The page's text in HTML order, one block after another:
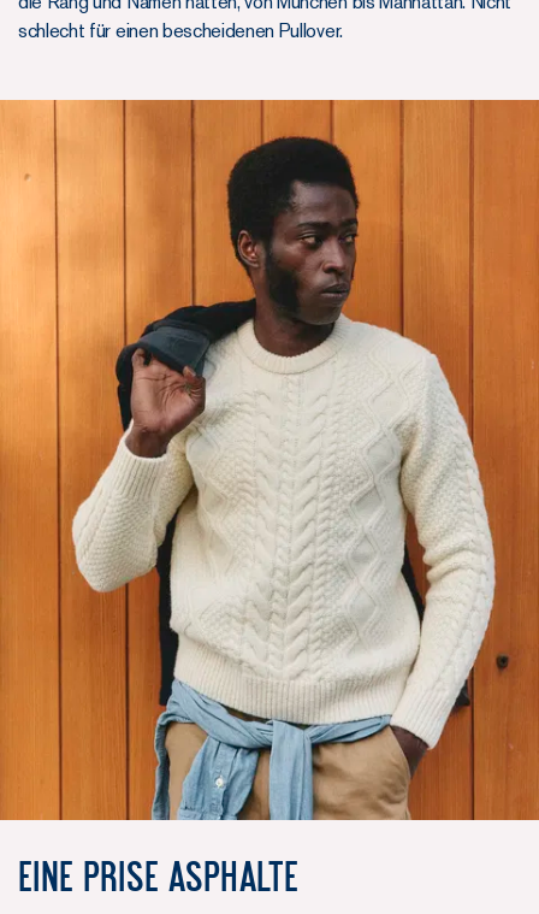
schlecht für einen bescheidenen Pullover.
Eine Prise Asphalte